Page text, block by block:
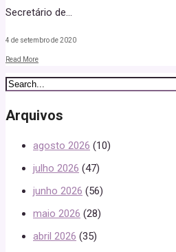
Secretário de...
4 de setembro de 2020
Read More
Arquivos
agosto 2026 (10)
julho 2026 (47)
junho 2026 (56)
maio 2026 (28)
abril 2026 (35)